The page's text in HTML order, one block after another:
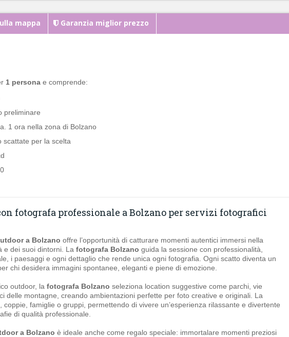
mappa Garanzia miglior prezzo
1 persona e comprende:
preliminare
1 ora nella zona di Bolzano
scattate per la scelta
fotografa professionale a Bolzano per servizi fotografici
a Bolzano offre l’opportunità di catturare momenti autentici immersi nella
e dei suoi dintorni. La fotografa Bolzano guida la sessione con professionalità,
i paesaggi e ogni dettaglio che rende unica ogni fotografia. Ogni scatto diventa un
chi desidera immagini spontanee, eleganti e piene di emozione.
outdoor, la fotografa Bolzano seleziona location suggestive come parchi, vie
delle montagne, creando ambientazioni perfette per foto creative e originali. La
coppie, famiglie o gruppi, permettendo di vivere un’esperienza rilassante e divertente
di qualità professionale.
a Bolzano è ideale anche come regalo speciale: immortalare momenti preziosi